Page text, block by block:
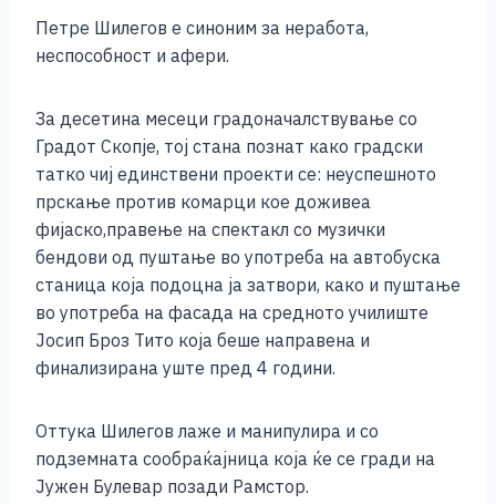
c
b
o
o
k
ss
n
g
er
tt
er
at
A
p
p
er ai
Li
n
k
Петре Шилегов е синоним за неработа,
неспособност и афери.
За десетина месеци градоначалствување со
Градот Скопје, тој стана познат како градски
татко чиј единствени проекти се: неуспешното
прскање против комарци кое доживеа
фијаско,правење на спектакл со музички
бендови од пуштање во употреба на автобуска
станица која подоцна ја затвори, како и пуштање
во употреба на фасада на средното училиште
Јосип Броз Тито која беше направена и
финaлизирана уште пред 4 години.
Оттука Шилегов лаже и манипулира и со
подземната сообраќајница која ќе се гради на
Јужен Булевар позади Рамстор.